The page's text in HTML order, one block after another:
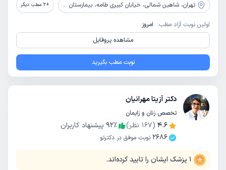
تهران، شاهین شمالی، خیابان کبیری طامه، بیمارستان عرفان نیایش، طبقه دوم، کلینیک زنان +
2 مطب دیگر
اولین نوبت آزاد مطب: امروز
مشاهده پروفایل
نوبت مطب بگیرید
دکتر آزیتا مهرانیان
تخصص زنان و زایمان
4.6
(
167 نظر) 92٪
پیشنهاد کاربران
2686 نوبت موفق در دکترتو
1 پزشک ایشان را تایید کرده‌اند.